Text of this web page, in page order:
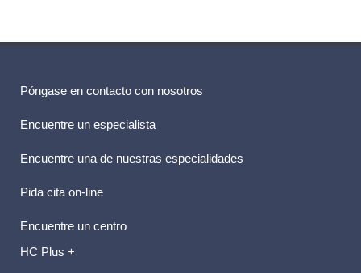
Póngase en contacto con nosotros
Encuentre un especialista
Encuentre una de nuestras especialidades
Pida cita on-line
Encuentre un centro
HC Plus +